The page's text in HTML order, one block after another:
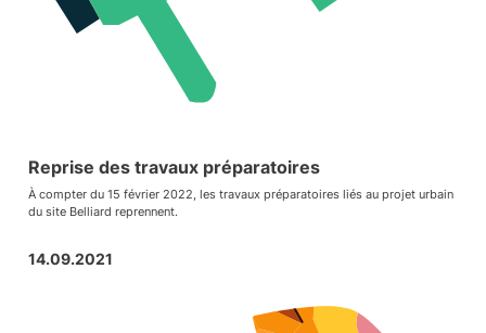
Reprise des travaux préparatoires
À compter du 15 février 2022, les travaux préparatoires liés au projet urbain
du site Belliard reprennent.
14.09.2021